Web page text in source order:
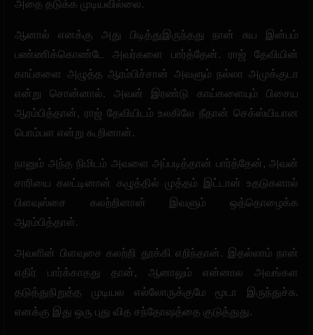
அதை தடுக்க முடியவில்லை.
ஆனால் எனக்கு அது பிடித்துஇருந்தது நான் சுய இன்பம்
பண்ணிக்கொண்டே அவர்களை பார்த்தேன். ராஜ் தேவியின்
காய்களை அழுத்த ஆரம்பிச்சான் அவளும் நல்லா அமுக்குடா
என்று சொன்னால். அவன் இரண்டு காய்களையும் பிசைய
ஆரம்பித்தான், ராஜ் தேவியிடம் உலகிலே நீதான் செக்ஸ்யியான
பொம்பள என்று கூறினான்.
நானும் அந்த நிமிடம் அவளை அப்படித்தான் பார்த்தேன், அவன்
சாரியை கலட்டினான் கழுத்தில் முத்தம் இட்டான் உதடுகளால்
பிளவுஸ்சை கலற்றினான் இவளும் ஒத்தொழைக்க
ஆரம்பித்தாள்.
அவளின் பிளவுசை கலற்றி தூக்கி எறிந்தான். இதல்லாம் நான்
எதிர் பார்க்காதது தான், ஆனாலும் என்னால அவங்கள
தடுத்துநிறுத்த முடியல எல்லோருக்குமே மூடா இருந்துச்சு.
எனக்கு இது ஒரு புது வித சந்தோஷத்தை குடுத்துது.